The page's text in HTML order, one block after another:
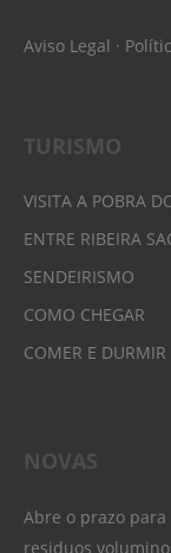
Aviso Legal ·
TURISMO
VISITA A POBRA
ENTRE RIBEIRA
SENDEIRISMO
COMO CHEGAR
COMER E DURMIR
NOVAS
Abre o prazo
residuos